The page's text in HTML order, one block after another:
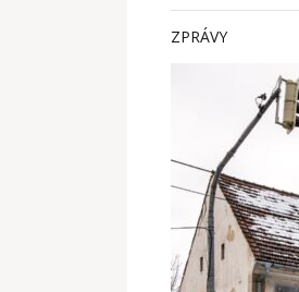
ZPRÁVY